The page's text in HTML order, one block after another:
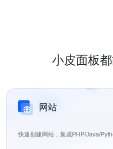
小皮面板
网站
快速创建网站，集成PHP/Java/